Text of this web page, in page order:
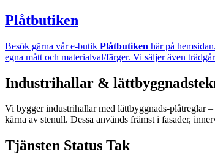
Plåtbutiken
Besök gärna vår e-butik Plåtbutiken här på
egna mått och materialval/färger. Vi säljer även
Industrihallar &
Vi bygger industrihallar med lättbyggnads-plåtreglar
kärna av stenull. Dessa används främst i fasader,
Tjänsten Status Tak